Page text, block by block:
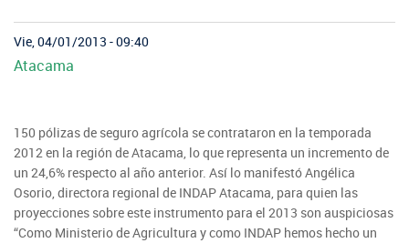
¿Qué es INDAP?
Consultores de Riego
Registro nacional SIRSD-S
Programa Desarrollo Territorial Indígena
Sustentabilidad de los suelos SIRSD-S
Programa Desarrollo Inversiones - PDI
Programa desarrollo local - Prodesal
Acciones INDAP
Sello Manos Campesinas
Mercado Campesinos
Expomundorural
Arica y Parinacota
Tarapacá
Antofagasta
Valparaíso
Metropolitana
O'Higgins
Araucanía
Los Ríos
Los Lagos
Noticias
Videos
Nuestras Redes sociales
Vie, 04/01/2013 - 09:40
Atacama
150 pólizas de seguro agrícola se contrataron en la temporada
2012 en la región de Atacama, lo que representa un incremento de
un 24,6% respecto al año anterior. Así lo manifestó Angélica
Osorio, directora regional de INDAP Atacama, para quien las
proyecciones sobre este instrumento para el 2013 son auspiciosas
“Como Ministerio de Agricultura y como INDAP hemos hecho un